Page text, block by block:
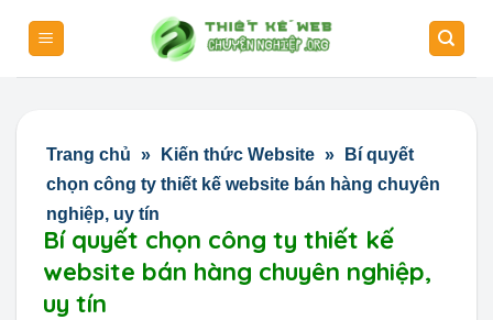
content
Trang chủ » Kiến thức Website »
Bí quyết
chọn công ty thiết kế website bán hàng chuyên
nghiệp, uy tín
Bí quyết chọn công ty thiết kế
website bán hàng chuyên nghiệp,
uy tín